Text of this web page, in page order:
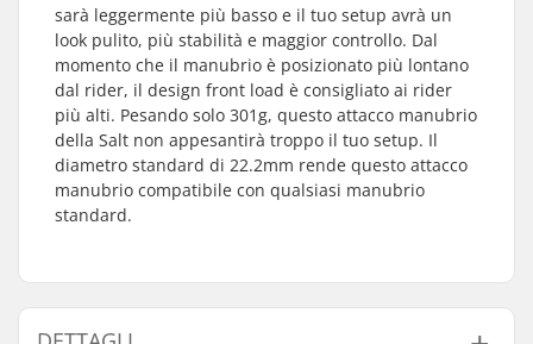
sarà leggermente più basso e il tuo setup avrà un
look pulito, più stabilità e maggior controllo. Dal
momento che il manubrio è posizionato più lontano
dal rider, il design front load è consigliato ai rider
più alti. Pesando solo 301g, questo attacco manubrio
della Salt non appesantirà troppo il tuo setup. Il
diametro standard di 22.2mm rende questo attacco
manubrio compatibile con qualsiasi manubrio
standard.